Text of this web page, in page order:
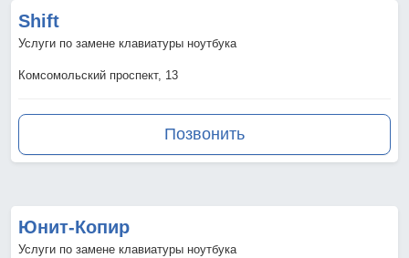
Shift
Услуги по замене клавиатуры ноутбука
Комсомольский проспект, 13
Позвонить
Юнит-Копир
Услуги по замене клавиатуры ноутбука